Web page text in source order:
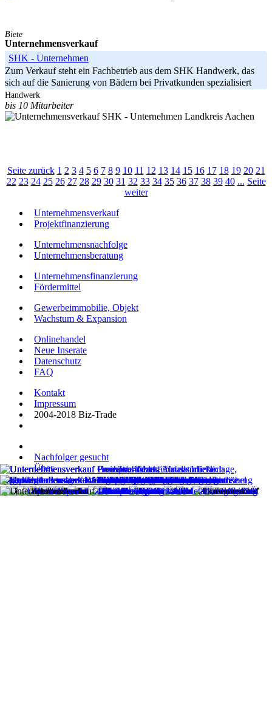
Biete
Unternehmensverkauf
SHK - Unternehmen
Zum Verkauf steht ein Fachbetrieb aus dem SHK Handwerk, das
sich auf die Sanierung von Bädern bei Privatkunden spezialisiert
hat. Die
Handwerk
bis 10 Mitarbeiter
Landkreis Aachen
Seite zurück 1 2 3 4 5 6 7 8 9 10 11 12 13 14 15 16 17 18 19 20 21
22 23 24 25 26 27 28 29 30 31 32 33 34 35 36 37 38 39 40 ... Seite
weiter
Unternehmensverkauf
Projektfinanzierung
Unternehmensnachfolge
Unternehmensberatung
Unternehmensfinanzierung
Fördermittel
Gewerbeimmobilie, Objekt
Wachstum & Expansion
Onlinehandel
Neue Inserate
Datenschutz
FAQ
Kontakt
Impressum
2004-2018 Biz-Trade
Nachfolger gesucht
Über